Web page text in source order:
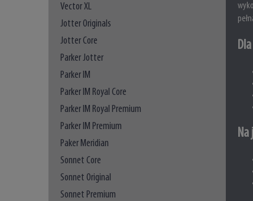
Vector XL
Jotter Originals
Jotter Core
Parker Jotter
Parker IM
Parker IM Royal Core
Parker IM Royal Premium
Parker IM Premium
Paker Meridian
Sonnet Core
Sonnet Original
Sonnet Premium